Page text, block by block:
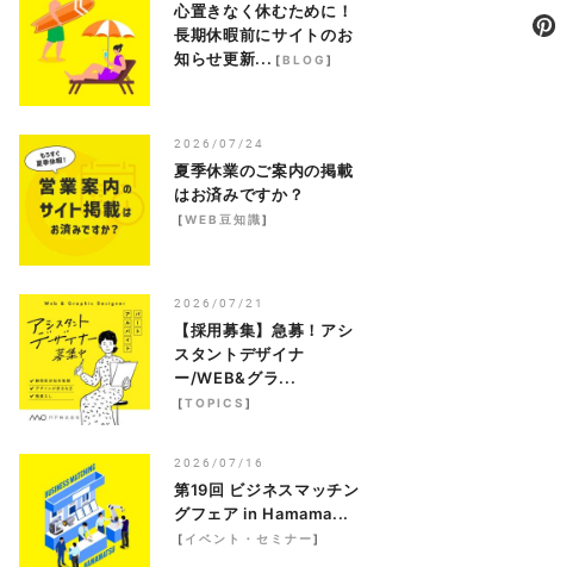
心置きなく休むために！
長期休暇前にサイトのお
知らせ更新... [BLOG]
2026/07/24
夏季休業のご案内の掲載
はお済みですか？
[WEB豆知識]
2026/07/21
【採用募集】急募！アシ
スタントデザイナ
ー/WEB&グラ...
[TOPICS ]
2026/07/16
第19回 ビジネスマッチン
グフェア in Hamama...
[ イベント・セミナー]